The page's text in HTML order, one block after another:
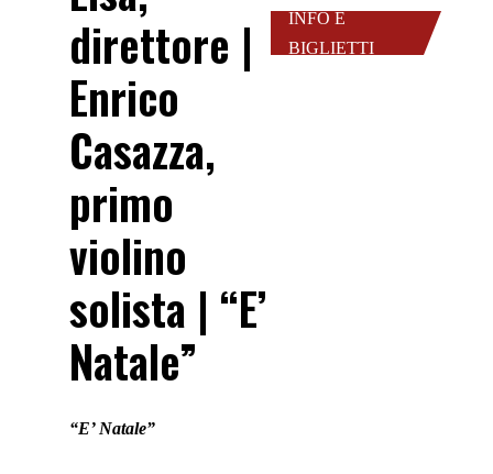
direttore |
Enrico
Casazza,
primo
violino
solista | “E’
Natale”
“E’ Natale”
INFO E
BIGLIETTI